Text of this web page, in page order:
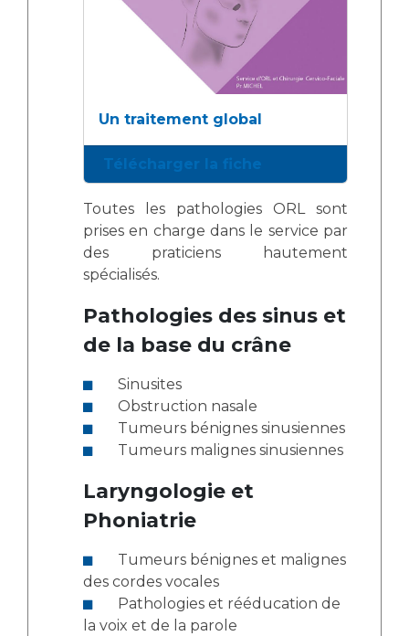
Un traitement global
Télécharger la fiche
Toutes les pathologies ORL sont
prises en charge dans le service par
des praticiens hautement
spécialisés.
Pathologies des sinus et
de la base du crâne
Sinusites
Obstruction nasale
Tumeurs bénignes sinusiennes
Tumeurs malignes sinusiennes
Laryngologie et
Phoniatrie
des cordes vocales
la voix et de la parole